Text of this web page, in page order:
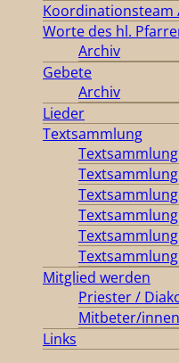
Worte des hl.
Archiv
Gebete
Archiv
Lieder
Textsammlung
Mitglied werden
Priester /
Mitbeter/innen
Links